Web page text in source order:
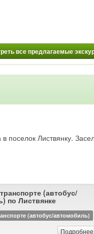
все предлагаемые
поселок Листвянку.
(автобус/
по Листвянке
(автобус/автомобиль)